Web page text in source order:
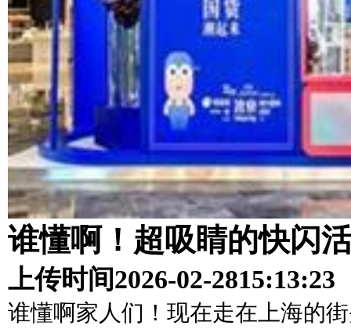
谁懂啊！超吸睛的快闪
上传时间2026-02-2815:13:23
谁懂啊家人们！现在走在上海的